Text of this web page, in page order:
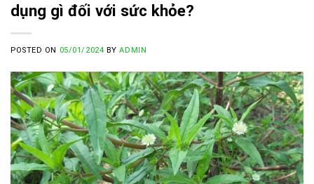
dụng gì đối với sức khỏe?
POSTED ON 05/01/2024 BYADMIN